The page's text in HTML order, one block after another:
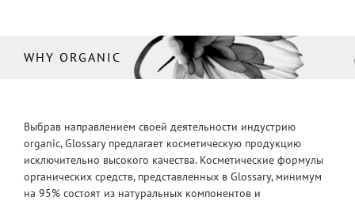
WHY ORGANIC
Выбрав направлением своей деятельности индустрию
organic, Glossary предлагает косметическую продукцию
исключительно высокого качества. Косметические формулы
органических средств, представленных в Glossary, минимум
на 95% состоят из натуральных компонентов и